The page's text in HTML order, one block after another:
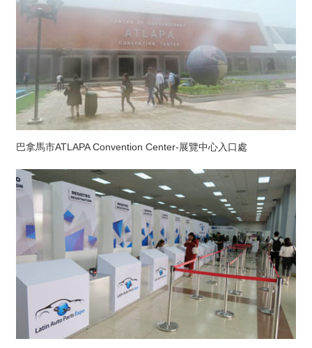
巴拿馬市ATLAPA Convention Center-展覽中心入口處